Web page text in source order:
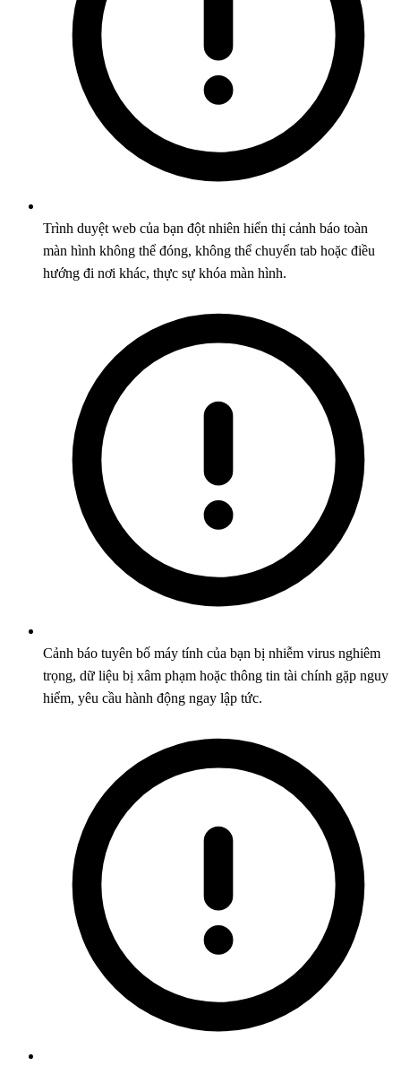
Trình duyệt web của bạn đột nhiên hiển thị cảnh báo toàn
màn hình không thể đóng, không thể chuyển tab hoặc điều
hướng đi nơi khác, thực sự khóa màn hình.
Cảnh báo tuyên bố máy tính của bạn bị nhiễm virus nghiêm
trọng, dữ liệu bị xâm phạm hoặc thông tin tài chính gặp nguy
hiểm, yêu cầu hành động ngay lập tức.